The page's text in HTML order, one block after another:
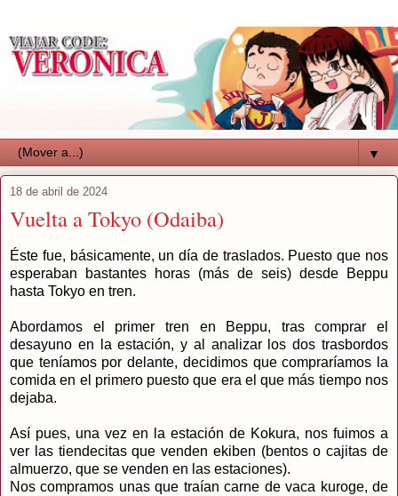
▼
18 de abril de 2024
Vuelta a Tokyo (Odaiba)
Éste fue, básicamente, un día de traslados. Puesto que nos
esperaban bastantes horas (más de seis) desde Beppu
hasta Tokyo en tren.
Abordamos el primer tren en Beppu, tras comprar el
desayuno en la estación, y al analizar los dos trasbordos
que teníamos por delante, decidimos que compraríamos la
comida en el primero puesto que era el que más tiempo nos
dejaba.
Así pues, una vez en la estación de Kokura, nos fuimos a
ver las tiendecitas que venden ekiben (bentos o cajitas de
almuerzo, que se venden en las estaciones).
Nos compramos unas que traían carne de vaca kuroge, de